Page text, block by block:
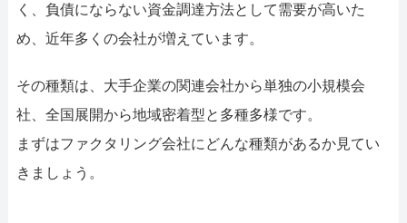
く、負債にならない資金調達方法として需要が高いた
め、近年多くの会社が増えています。
その種類は、大手企業の関連会社から単独の小規模会
社、全国展開から地域密着型と多種多様です。
まずはファクタリング会社にどんな種類があるか見てい
きましょう。